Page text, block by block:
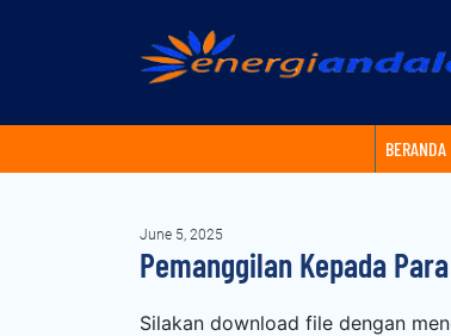
BERANDA
June 5, 2025
Pemanggilan Kepada
Silakan download file dengan